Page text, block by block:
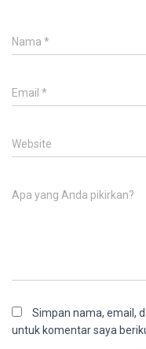
Nama *
Email *
Website
Apa yang Anda pikirkan?
Simpan nama, email,
untuk komentar saya